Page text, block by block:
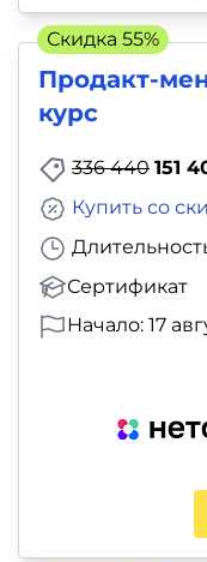
Продакт-
курс
336 440 151
Сертификат
Купить со
Начало: 17
Скидка 55%